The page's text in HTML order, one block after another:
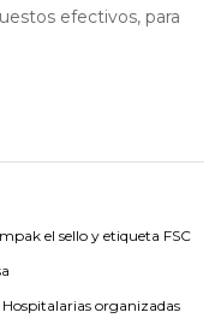
efectivos, para
el sello y etiqueta FSC
organizadas